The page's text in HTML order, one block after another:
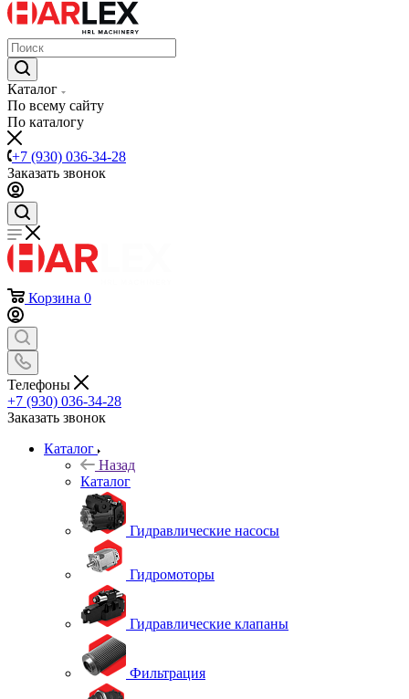
Каталог
По всему сайту
По каталогу
+7 (930) 036-34-28
Заказать звонок
Корзина 0
Телефоны
+7 (930) 036-34-28
Заказать звонок
Каталог
Назад
Каталог
Гидравлические насосы
Гидромоторы
Гидравлические клапаны
Фильтрация